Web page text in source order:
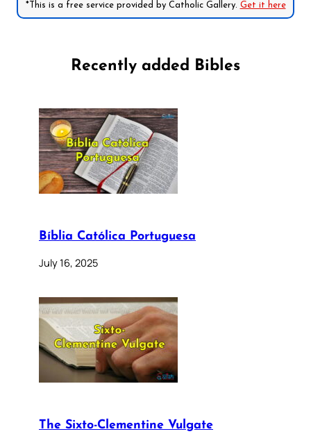
*This is a free service provided by Catholic Gallery. Get it here
Recently added Bibles
Bíblia Católica Portuguesa
July 16, 2025
The Sixto-Clementine Vulgate